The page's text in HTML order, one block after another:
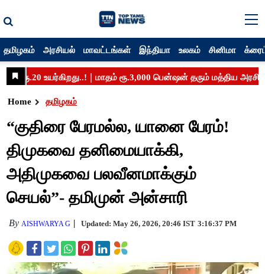
தமிழகம் அரசியல் மாவட்டங்கள் இந்தியா உலகம் சினிமா
Home தமிழகம்
“குதிரை பேரமல்ல, யானை பேரம்!
திமுகவை தனிமையாக்கி,
அதிமுகவை பலவீனமாக்கும்
செயல்”- தமிமுன் அன்சாரி
By AISHWARYA G Updated: May 26, 2026, 20:46 IST 3:16:37 PM